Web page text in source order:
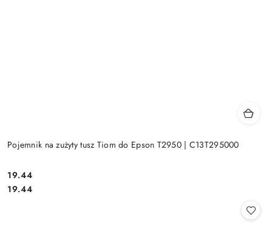
Pojemnik na zużyty tusz Tiom do Epson T2950 | C13T295000
Cena:
19.44
Cena:
19.44